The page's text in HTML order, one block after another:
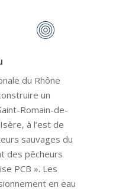
du Rhône
un
Romain-de-
à l’est de
sauvages du
des pêcheurs
PCB ». Les
en eau